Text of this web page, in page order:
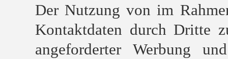
Der Nutzung von im
Kontaktdaten durch Dritte
angeforderter Werbung